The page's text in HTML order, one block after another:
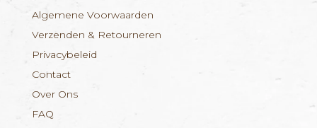
Algemene Voorwaarden
Verzenden & Retourneren
Privacybeleid
Contact
Over Ons
FAQ